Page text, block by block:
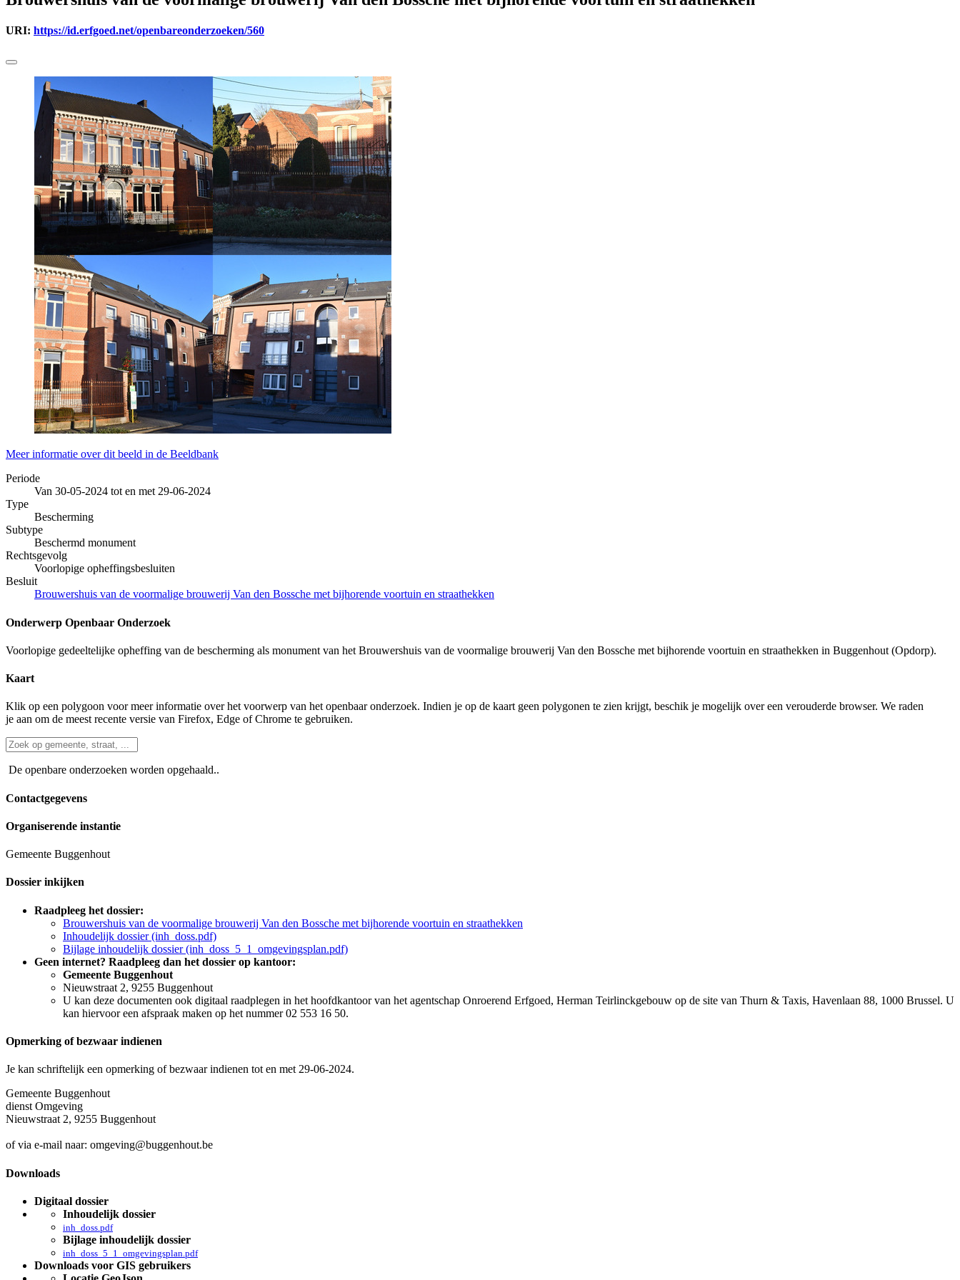
URI: https://id.erfgoed.net/openbareonderzoeken/560
Meer informatie over dit beeld in de Beeldbank
Periode
Van 30-05-2024 tot en met 29-06-2024
Type
Bescherming
Subtype
Beschermd monument
Rechtsgevolg
Voorlopige opheffingsbesluiten
Besluit
Brouwershuis van de voormalige brouwerij Van den Bossche met bijhorende voortuin en straathekken
Onderwerp Openbaar Onderzoek
Voorlopige gedeeltelijke opheffing van de bescherming als monument van het Brouwershuis van de voormalige brouwerij Van den Bossche met bijhorende voortuin en straathekken in Buggenhout (Opdorp).
Kaart
Klik op een polygoon voor meer informatie over het voorwerp van het openbaar onderzoek. Indien je op de kaart geen polygonen te zien krijgt, beschik je mogelijk over een verouderde browser. We raden
je aan om de meest recente versie van Firefox, Edge of Chrome te gebruiken.
De openbare onderzoeken worden opgehaald..
Contactgegevens
Organiserende instantie
Gemeente Buggenhout
Dossier inkijken
Raadpleeg het dossier:
Brouwershuis van de voormalige brouwerij Van den Bossche met bijhorende voortuin en straathekken
Inhoudelijk dossier (inh_doss.pdf)
Bijlage inhoudelijk dossier (inh_doss_5_1_omgevingsplan.pdf)
Geen internet? Raadpleeg dan het dossier op kantoor:
Gemeente Buggenhout
Nieuwstraat 2, 9255 Buggenhout
U kan deze documenten ook digitaal raadplegen in het hoofdkantoor van het agentschap Onroerend Erfgoed, Herman Teirlinckgebouw op de site van Thurn & Taxis, Havenlaan 88, 1000 Brussel. U
kan hiervoor een afspraak maken op het nummer 02 553 16 50.
Opmerking of bezwaar indienen
Je kan schriftelijk een opmerking of bezwaar indienen tot en met 29-06-2024.
Gemeente Buggenhout
dienst Omgeving
Nieuwstraat 2, 9255 Buggenhout
of via e-mail naar: omgeving@buggenhout.be
Downloads
Digitaal dossier
Inhoudelijk dossier
inh_doss.pdf
Bijlage inhoudelijk dossier
inh_doss_5_1_omgevingsplan.pdf
Downloads voor GIS gebruikers